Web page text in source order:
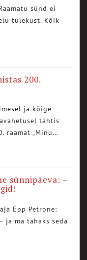
sünd ei
tulekust. Kõik
200.
ja kõige
tähtis
raamat „Minu…
sünnipäeva: –
Epp Petrone:
ja ma tahaks seda